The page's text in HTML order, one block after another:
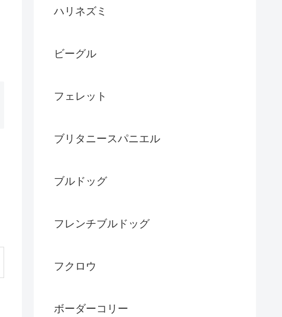
ハリネズミ
ビーグル
フェレット
ブリタニースパニエル
ブルドッグ
フレンチブルドッグ
フクロウ
ボーダーコリー